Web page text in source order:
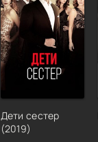
Дети сестер
(2019)